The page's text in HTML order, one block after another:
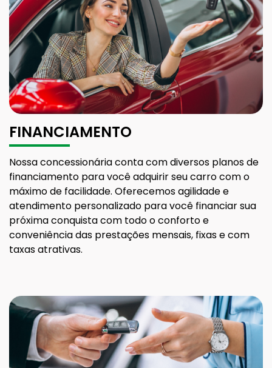
FINANCIAMENTO
Nossa concessionária conta com diversos planos de
financiamento para você adquirir seu carro com o
máximo de facilidade. Oferecemos agilidade e
atendimento personalizado para você financiar sua
próxima conquista com todo o conforto e
conveniência das prestações mensais, fixas e com
taxas atrativas.